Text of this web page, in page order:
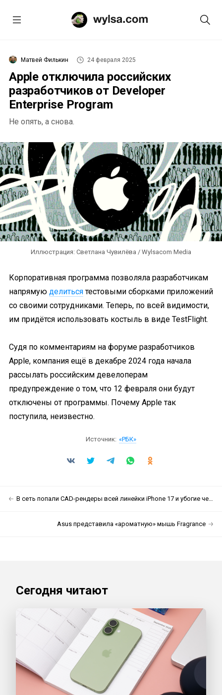
Матвей Филькин 24 февраля 2025
Apple отключила российских
разработчиков от Developer
Enterprise Program
Не опять, а снова.
Иллюстрация: Светлана Чувилёва / Wylsacom Media
Корпоративная программа позволяла разработчикам
напрямую делитьсятестовыми сборками приложений
со своими сотрудниками. Теперь, по всей видимости,
им придётся использовать костыль в виде TestFlight.
Судя по комментариям на форуме разработчиков
Apple, компания ещё в декабре 2024 года начала
рассылать российским девелоперам
предупреждение о том, что 12 февраля они будут
отключены от программы. Почему Apple так
поступила, неизвестно.
Источник: «РБК»
В сеть попали CAD-рендеры всей линейки iPhone 17 и убогие чехлы «Прошек»
Asus представила «ароматную» мышь Fragrance
Сегодня читают